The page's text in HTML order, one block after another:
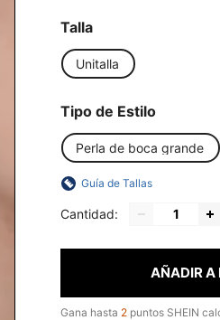
Talla
Unitalla
Tipo de Estilo
Perla de boca grande
Guía de Tallas
Cantidad:
AÑADIR A
Gana hasta 2 puntos SHEIN